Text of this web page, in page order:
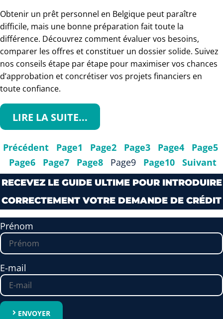
Obtenir un prêt personnel en Belgique peut paraître
difficile, mais une bonne préparation fait toute la
différence. Découvrez comment évaluer vos besoins,
comparer les offres et constituer un dossier solide. Suivez
nos conseils étape par étape pour maximiser vos chances
d’approbation et concrétiser vos projets financiers en
toute confiance.
LIRE LA SUITE...
Précédent Page1 Page2 Page3 Page4 Page5
Page6 Page7 Page8 Page9 Page10 Suivant
RECEVEZ LE GUIDE ULTIME POUR INTRODUIRE
CORRECTEMENT VOTRE DEMANDE DE CRÉDIT
Prénom
E-mail
ENVOYER